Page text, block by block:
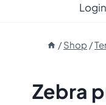
Login
/ Shop /
Zebra